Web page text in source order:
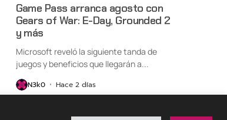
Game Pass arranca agosto con
Gears of War: E-Day, Grounded 2
y más
Microsoft reveló la siguiente tanda de
juegos y beneficios que llegarán a...
N3k0 Hace 2 días